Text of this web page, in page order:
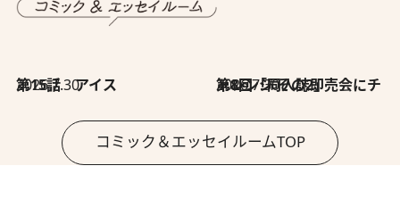
2026.7.30
第15話 アイス 2026.7.30
第8回「同人誌即売会にチャレンジ その2」
コミック＆エッセイルームTOP